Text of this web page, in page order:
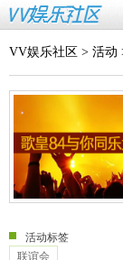
VV娱乐社区 > 活动
活动标签
联谊会